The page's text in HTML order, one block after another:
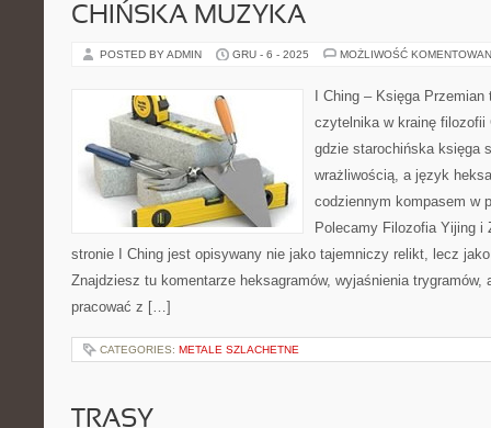
CHIŃSKA MUZYKA
POSTED BY ADMIN GRU - 6 - 2025 MOŻLIWOŚĆ
I Ching – Księga
czytelnika w krainę filozofii
gdzie starochińska księga
wrażliwością, a język
codziennym kompasem w
Polecamy Filozofia Yijing i
stronie I Ching jest opisywany nie jako tajemniczy relikt, lecz
Znajdziesz tu komentarze heksagramów, wyjaśnienia trygramów,
pracować z […]
CATEGORIES: METALE SZLACHETNE
TRASY